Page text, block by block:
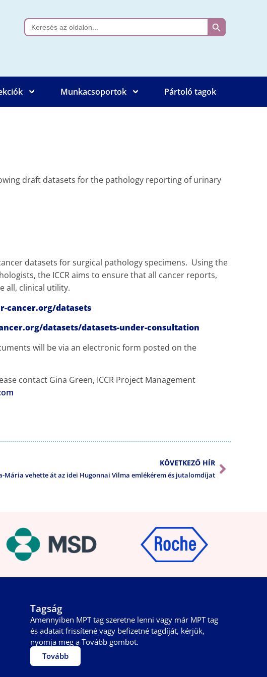
Search
for:
Search Button
Munkacsoportok Pártoló tagok
draft datasets for the pathology reporting of urinary
datasets for surgical pathology specimens. Using the
the ICCR aims to ensure that all cancer reports,
all, clinical utility.
cancer.org/datasets
datasets/datasets-under-consultation
will be via an electronic form posted on the
contact Gina Green, ICCR Project Management
KÖVETKEZŐ HÍR
Mária vehette át az idei Hugonnai Vilma emlékérem és jutalomdíjat
Tagság
Amennyiben MPT tag szeretne lenni vagy már MPT tag
és adatait frissítené vagy befizetné tagdíját, kérjük,
nyomja meg a Tovább gombot.
Tovább